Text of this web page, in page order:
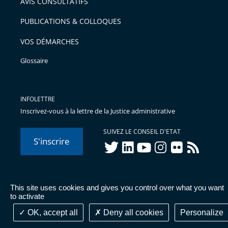
This site uses cookies and gives you control over what you want
to activate
OK, accept all
Deny all cookies Personalize
avant
PUBLICATIONS & COLLOQUES
VOS DÉMARCHES
Glossaire
INFOLETTRE
Inscrivez-vous à la lettre de la Justice administrative
S'inscrire
SUIVEZ LE CONSEIL D'ETAT
twitterlinkedInyoutubeinstagram
flickr rss
© Conseil d'État 2026 - Mentions légales
Données
personnelles-Publications administratives-Accessibilité :
partiellement conforme